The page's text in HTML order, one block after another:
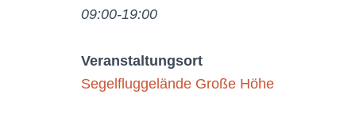
09:00-19:00
Veranstaltungsort
Segelfluggelände Große Höhe